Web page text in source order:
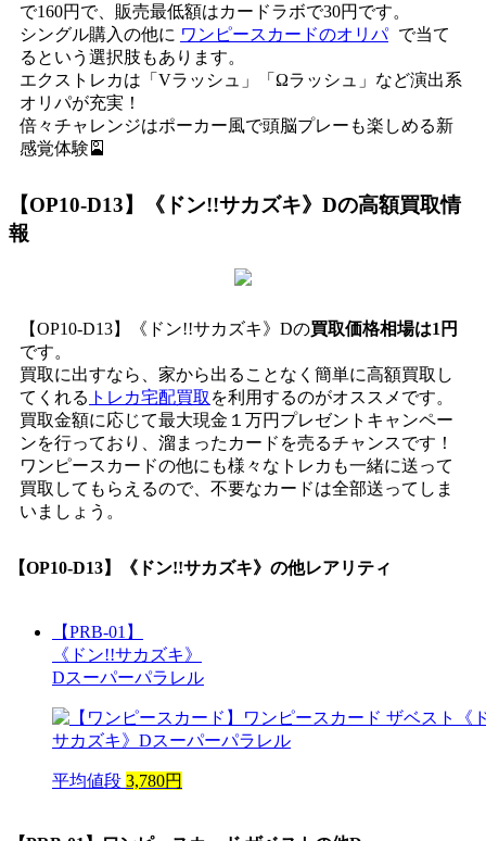
で160円で、販売最低額はカードラボで30円です。
シングル購入の他に ワンピースカードのオリパ で当て
るという選択肢もあります。
エクストレカは「Vラッシュ」「Ωラッシュ」など演出系
オリパが充実！
倍々チャレンジはポーカー風で頭脳プレーも楽しめる新
感覚体験🎴
【OP10-D13】《ドン!!サカズキ》Dの高額買取情
報
【OP10-D13】《ドン!!サカズキ》Dの買取価格相場は1円
です。
買取に出すなら、家から出ることなく簡単に高額買取し
てくれる トレカ宅配買取 を利用するのがオススメです。
買取金額に応じて最大現金１万円プレゼントキャンペー
ンを行っており、溜まったカードを売るチャンスです！
ワンピースカードの他にも様々なトレカも一緒に送って
買取してもらえるので、不要なカードは全部送ってしま
いましょう。
【OP10-D13】《ドン!!サカズキ》 の他レアリティ
【PRB-01】
《ドン!!サカズキ》
Dスーパーパラレル
平均値段 3,780円